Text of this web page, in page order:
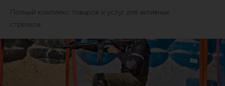
Полный комплекс товаров и услуг для активных
стрелков.